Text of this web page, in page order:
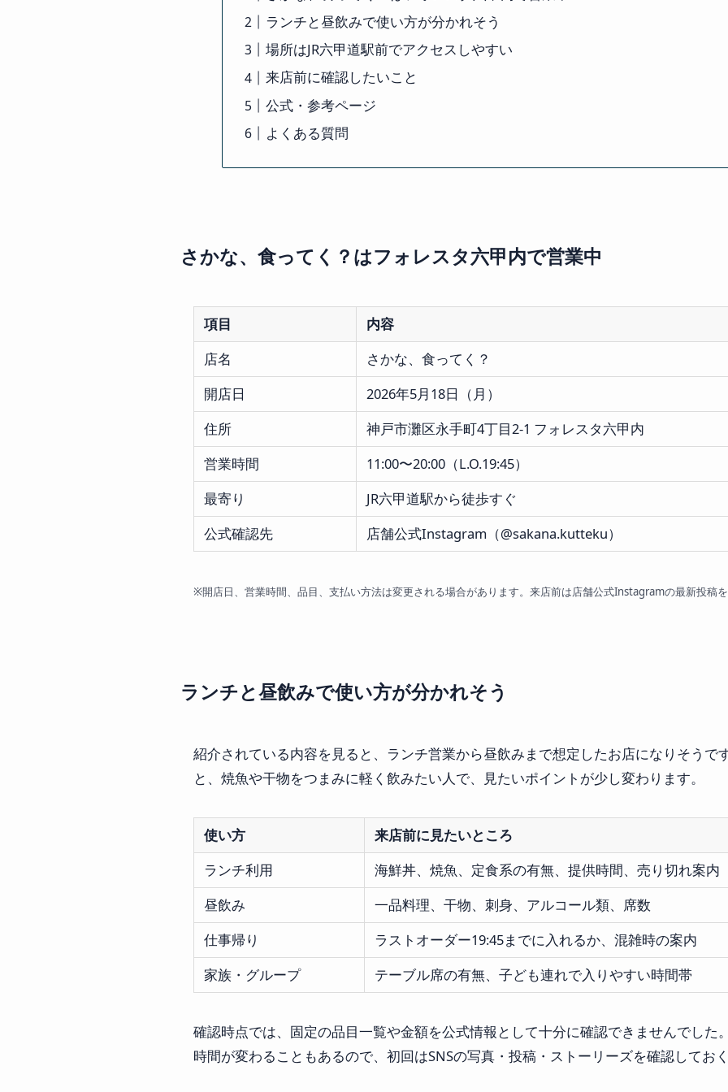
ランチと昼飲みで使い方が分かれそう
場所はJR六甲道駅前でアクセスしやすい
来店前に確認したいこと
公式・参考ページ
よくある質問
さかな、食ってく？はフォレスタ六甲内で営業中
項目
内容
店名
さかな、食ってく？
開店日
2026年5月18日（月）
住所
神戸市灘区永手町4丁目2-1 フォレスタ六甲内
営業時間
11:00〜20:00（L.O.19:45）
最寄り
JR六甲道駅から徒歩すぐ
公式確認先
店舗公式Instagram（@sakana.kutteku）
※開店日、営業時間、品目、支払い方法は変更される場合があります。来店前は店舗公式Instagramの最新投稿を
ランチと昼飲みで使い方が分かれそう
紹介されている内容を見ると、ランチ営業から昼飲みまで想定したお店になりそうで
と、焼魚や干物をつまみに軽く飲みたい人で、見たいポイントが少し変わります。
使い方
来店前に見たいところ
ランチ利用
海鮮丼、焼魚、定食系の有無、提供時間、売り切れ案内
昼飲み
一品料理、干物、刺身、アルコール類、席数
仕事帰り
ラストオーダー19:45までに入れるか、混雑時の案内
家族・グループ
テーブル席の有無、子ども連れで入りやすい時間帯
確認時点では、固定の品目一覧や金額を公式情報として十分に確認できませんでした
時間が変わることもあるので、初回はSNSの写真・投稿・ストーリーズを確認してお